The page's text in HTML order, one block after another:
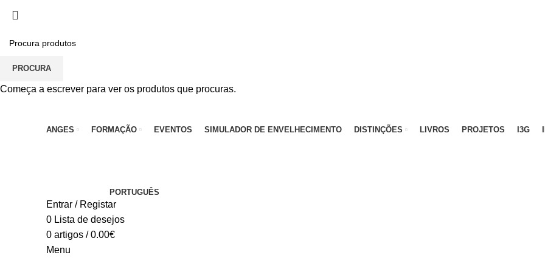
ANGES FORMAÇÃO EVENTOS SIMULADOR DE ENVELHECIMENTO DISTINÇÕES LIVROS PROJETOS I3G
PORTUGUÊS
Entrar / Registar
0 Lista de desejos
0 artigos / 0.00€
Menu
PROCURA
Começa a escrever para ver os produtos que procuras.